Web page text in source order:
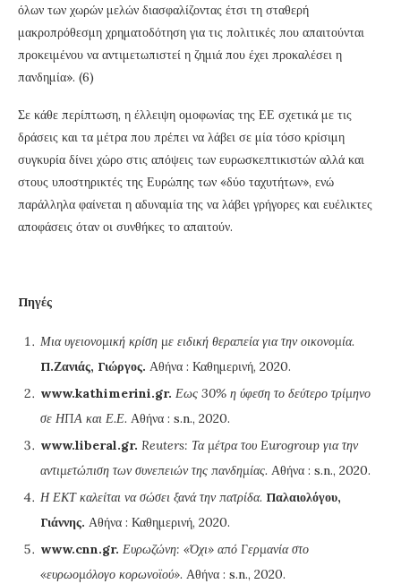
όλων των χωρών μελών διασφαλίζοντας έτσι τη σταθερή
μακροπρόθεσμη χρηματοδότηση για τις πολιτικές που απαιτούνται
προκειμένου να αντιμετωπιστεί η ζημιά που έχει προκαλέσει η
πανδημία». (6)
Σε κάθε περίπτωση, η έλλειψη ομοφωνίας της ΕΕ σχετικά με τις
δράσεις και τα μέτρα που πρέπει να λάβει σε μία τόσο κρίσιμη
συγκυρία δίνει χώρο στις απόψεις των ευρωσκεπτικιστών αλλά και
στους υποστηρικτές της Ευρώπης των «δύο ταχυτήτων», ενώ
παράλληλα φαίνεται η αδυναμία της να λάβει γρήγορες και ευέλικτες
αποφάσεις όταν οι συνθήκες το απαιτούν.
Πηγές
Μια υγειονομική κρίση με ειδική θεραπεία για την οικονομία.
Π.Ζανιάς, Γιώργος. Αθήνα : Καθημερινή, 2020.
www.kathimerini.gr. Εως 30% η ύφεση το δεύτερο τρίμηνο
σε ΗΠΑ και Ε.Ε. Αθήνα : s.n., 2020.
www.liberal.gr. Reuters: Τα μέτρα του Eurogroup για την
αντιμετώπιση των συνεπειών της πανδημίας. Αθήνα : s.n., 2020.
Η ΕΚΤ καλείται να σώσει ξανά την πατρίδα. Παλαιολόγου,
Γιάννης. Αθήνα : Καθημερινή, 2020.
www.cnn.gr. Ευρωζώνη: «Όχι» από Γερμανία στο
«ευρωομόλογο κορωνοϊού». Αθήνα : s.n., 2020.